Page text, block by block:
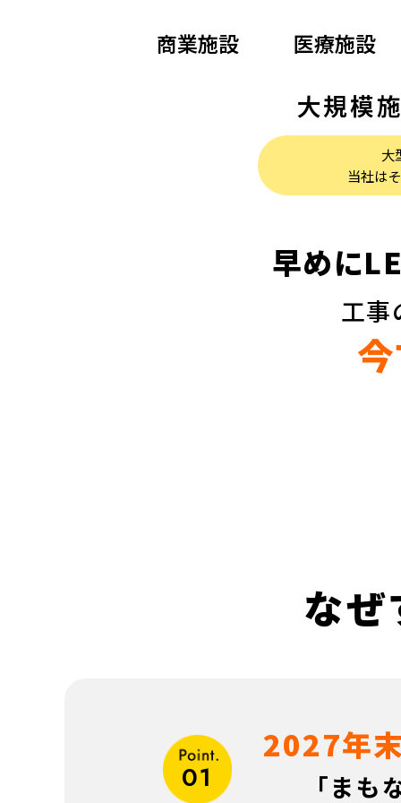
商業施設 医療施設
大規模
大
当社は
早めに
工事
なぜ
01
2027年
「ま